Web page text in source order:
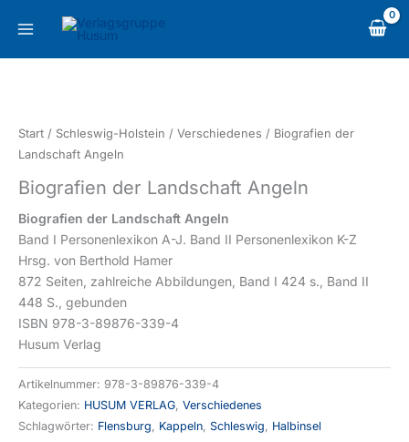
Inhalt
Start / Schleswig-Holstein / Verschiedenes / Biografien der
Landschaft Angeln
Biografien der Landschaft Angeln
Biografien der Landschaft Angeln
Band I Personenlexikon A-J. Band II Personenlexikon K-Z
Hrsg. von Berthold Hamer
872 Seiten, zahlreiche Abbildungen, Band I 424 s., Band II
448 S., gebunden
ISBN 978-3-89876-339-4
Husum Verlag
Artikelnummer: 978-3-89876-339-4
Kategorien: HUSUM VERLAG, Verschiedenes
Schlagwörter: Flensburg, Kappeln, Schleswig, Halbinsel
Landschaft
Angeln